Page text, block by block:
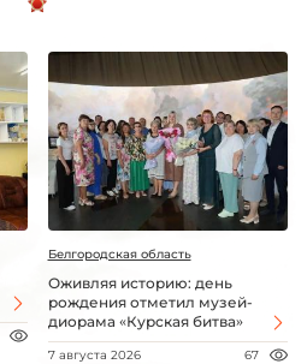
Белгородская область
Оживляя историю: день
рождения отметил музей-
диорама «Курская битва»
7 августа 2026 67